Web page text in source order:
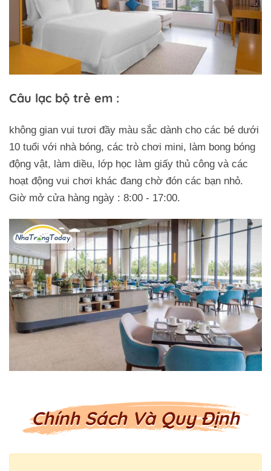
Câu lạc bộ trẻ em :
không gian vui tươi đầy màu sắc dành cho các bé dưới
10 tuổi với nhà bóng, các trò chơi mini, làm bong bóng
động vật, làm diều, lớp học làm giấy thủ công và các
hoạt động vui chơi khác đang chờ đón các bạn nhỏ.
Giờ mở cửa hàng ngày : 8:00 - 17:00.
Chính Sách Và Quy Định